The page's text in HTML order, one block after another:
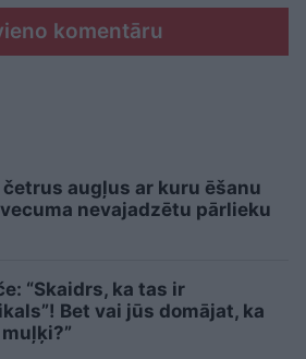
komentāru
augļus ar kuru ēšanu
nevajadzētu pārlieku
“Skaidrs, ka tas ir
Bet vai jūs domājat, ka